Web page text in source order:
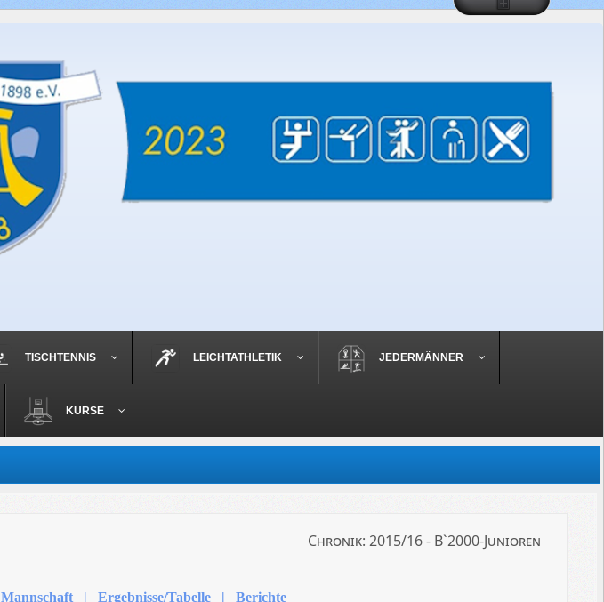
TISCHTENNIS LEICHTATHLETIK JEDERMÄNNER
KURSE
Chronik: 2015/16 - B`2000-Junioren
Mannschaft | Ergebnisse/Tabelle | Berichte